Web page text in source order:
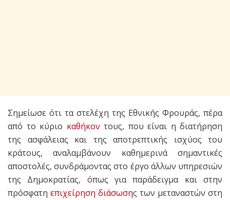
Σημείωσε ότι τα στελέχη της Εθνικής Φρουράς, πέρα
από το κύριο καθήκον τους, που είναι η διατήρηση
της ασφάλειας και της αποτρεπτικής ισχύος του
κράτους, αναλαμβάνουν καθημερινά σημαντικές
αποστολές, συνδράμοντας στο έργο άλλων υπηρεσιών
της Δημοκρατίας, όπως για παράδειγμα και στην
πρόσφατη επιχείρηση διάσωσης των μεταναστών στη